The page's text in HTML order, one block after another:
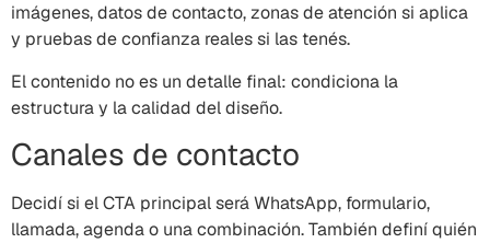
imágenes, datos de contacto, zonas de atención si aplica
y pruebas de confianza reales si las tenés.
El contenido no es un detalle final: condiciona la
estructura y la calidad del diseño.
Canales de contacto
Decidí si el CTA principal será WhatsApp, formulario,
llamada, agenda o una combinación. También definí quién